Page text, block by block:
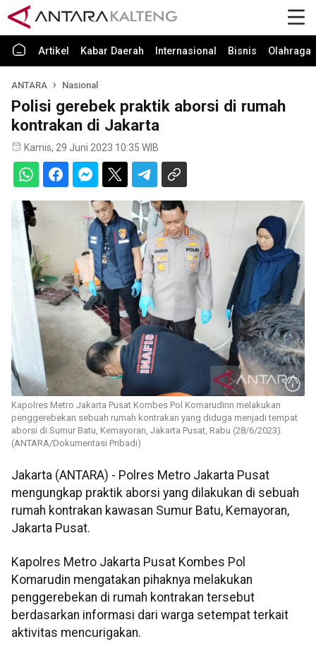
Artikel Kabar Daerah Internasional Bisnis Olahraga
ANTARA Nasional
Polisi gerebek praktik aborsi di rumah
kontrakan di Jakarta
Kamis, 29 Juni 2023 10:35 WIB
Kapolres Metro Jakarta Pusat Kombes Pol Komarudinn melakukan
penggerebekan sebuah rumah kontrakan yang diduga menjadi tempat
aborsi di Sumur Batu, Kemayoran, Jakarta Pusat, Rabu (28/6/2023).
(ANTARA/Dokumentasi Pribadi)
Jakarta (ANTARA) - Polres Metro Jakarta Pusat
mengungkap praktik aborsi yang dilakukan di sebuah
rumah kontrakan kawasan Sumur Batu, Kemayoran,
Jakarta Pusat.
Kapolres Metro Jakarta Pusat Kombes Pol
Komarudin mengatakan pihaknya melakukan
penggerebekan di rumah kontrakan tersebut
berdasarkan informasi dari warga setempat terkait
aktivitas mencurigakan.